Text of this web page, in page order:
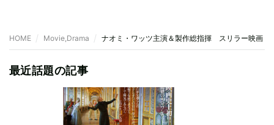
HOME Movie,Drama ナオミ・ワッツ主演＆製作総指揮 スリラー映画『
最近話題の記事